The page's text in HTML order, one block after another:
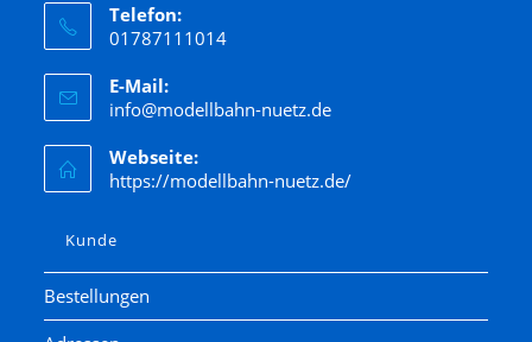
Telefon:
01787111014
E-Mail:
info@modellbahn-nuetz.de
Webseite:
https://modellbahn-nuetz.de/
Kunde
Bestellungen